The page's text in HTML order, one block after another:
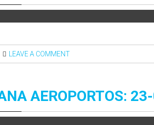
LEAVE A COMMENT
AEROPORTOS: